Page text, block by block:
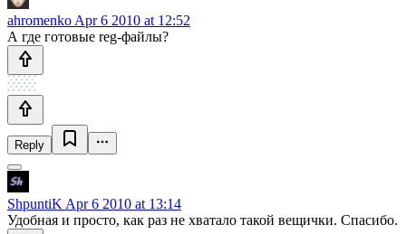
ahromenko Apr 6 2010 at 12:52
А где готовые reg-файлы?
Reply
ShpuntiK Apr 6 2010 at 13:14
Удобная и просто, как раз не хватало такой вещички. Спасибо.